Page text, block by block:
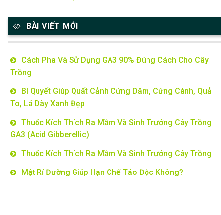
BÀI VIẾT MỚI
Cách Pha Và Sử Dụng GA3 90% Đúng Cách Cho Cây
Trồng
Bí Quyết Giúp Quất Cảnh Cứng Dăm, Cứng Cành, Quả
To, Lá Dày Xanh Đẹp
Thuốc Kích Thích Ra Mầm Và Sinh Trưởng Cây Trồng
GA3 (Acid Gibberellic)
Thuốc Kích Thích Ra Mầm Và Sinh Trưởng Cây Trồng
Mật Rỉ Đường Giúp Hạn Chế Tảo Độc Không?